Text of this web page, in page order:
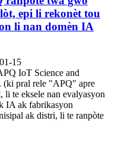
epi li rekonèt tou
li nan domèn IA
15
IoT Science and
(ki pral rele "APQ" apre
li te eksele nan evalyasyon
IA ak fabrikasyon
ak distri, li te ranpòte